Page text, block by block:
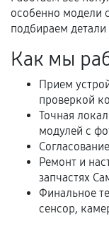
Обращение
срока.
отдельных
особенно модели
подбираем детали
Как мы
Прием
проверкой
Точная
модулей с
Ремонт и
запчастях
Финальное
сенсор,